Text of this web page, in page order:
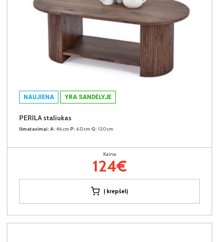
NAUJIENA YRA SANDĖLYJE
PERILA staliukas
Išmatavimai: A: 46cm P: 60cm G: 120cm
Kaina:
124€
Į krepšelį